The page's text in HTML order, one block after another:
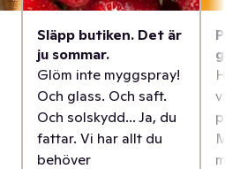
Släpp butiken. Det är
ju sommar.
Glöm inte myggspray!
Och glass. Och saft.
Och solskydd... Ja, du
fattar. Vi har allt du
behöver